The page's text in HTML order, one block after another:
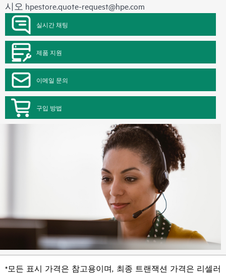
시오 hpestore.quote-request@hpe.com
실시간 채팅
제품 지원
이메일 문의
구입 방법
*모든 표시 가격은 참고용이며, 최종 트랜잭션 가격은 리셀러